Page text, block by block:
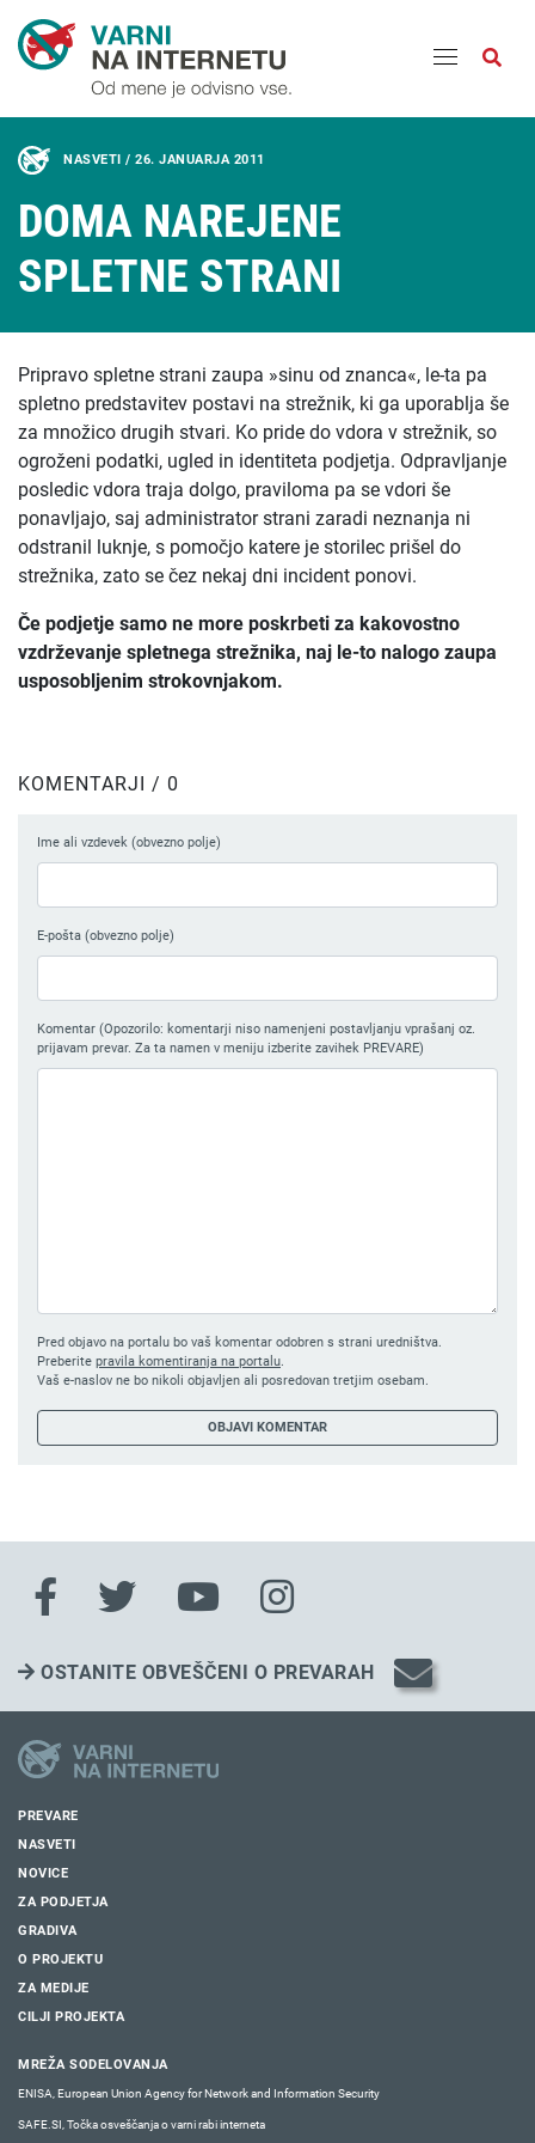
NASVETI /26. JANUARJA 2011
DOMA NAREJENE
SPLETNE STRANI
Pripravo spletne strani zaupa »sinu od znanca«, le-ta pa
spletno predstavitev postavi na strežnik, ki ga uporablja še
za množico drugih stvari. Ko pride do vdora v strežnik, so
ogroženi podatki, ugled in identiteta podjetja. Odpravljanje
posledic vdora traja dolgo, praviloma pa se vdori še
ponavljajo, saj administrator strani zaradi neznanja ni
odstranil luknje, s pomočjo katere je storilec prišel do
strežnika, zato se čez nekaj dni incident ponovi.
Če podjetje samo ne more poskrbeti za kakovostno
vzdrževanje spletnega strežnika, naj le-to nalogo zaupa
usposobljenim strokovnjakom.
KOMENTARJI / 0
Ime ali vzdevek (obvezno polje)
E-pošta (obvezno polje)
Komentar (Opozorilo: komentarji niso namenjeni postavljanju vprašanj oz.
prijavam prevar. Za ta namen v meniju izberite zavihek PREVARE)
Pred objavo na portalu bo vaš komentar odobren s strani uredništva.
Preberite pravila komentiranja na portalu.
Vaš e-naslov ne bo nikoli objavljen ali posredovan tretjim osebam.
OSTANITE OBVEŠČENI O PREVARAH
PREVARE
NASVETI
NOVICE
ZA PODJETJA
GRADIVA
O PROJEKTU
ZA MEDIJE
CILJI PROJEKTA
MREŽA SODELOVANJA
ENISA, European Union Agency for Network and Information Security
SAFE.SI, Točka osveščanja o varni rabi interneta